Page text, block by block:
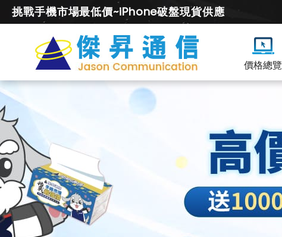
黑
鯊
全
系
列
機.
二
手
機.
中
機
高
價
挑戰手機市場最低價~iPhone破盤現貨供應
價格總覽